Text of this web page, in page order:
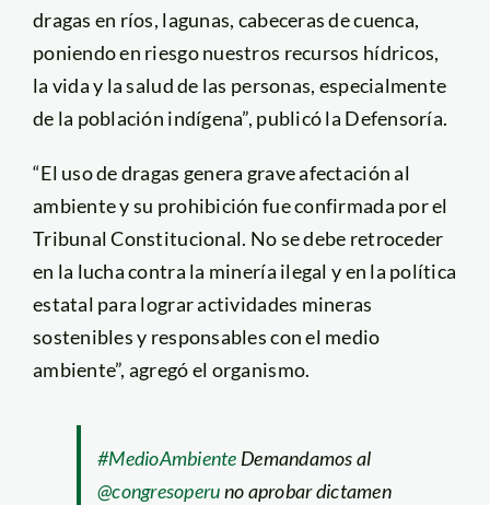
dragas en ríos, lagunas, cabeceras de cuenca,
poniendo en riesgo nuestros recursos hídricos,
la vida y la salud de las personas, especialmente
de la población indígena”, publicó la Defensoría.
“El uso de dragas genera grave afectación al
ambiente y su prohibición fue confirmada por el
Tribunal Constitucional. No se debe retroceder
en la lucha contra la minería ilegal y en la política
estatal para lograr actividades mineras
sostenibles y responsables con el medio
ambiente”, agregó el organismo.
#MedioAmbiente Demandamos al
@congresoperuno aprobar dictamen